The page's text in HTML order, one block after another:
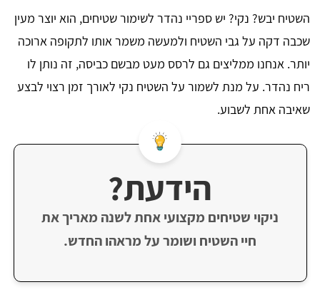
השטיח יבש? נקי? יש ספריי נהדר לשימור שטיחים, הוא יוצר מעין
שכבה דקה על גבי השטיח ולמעשה משמר אותו לתקופה ארוכה
יותר. אנחנו ממליצים גם לרסס מעט מבשם כביסה, זה נותן לו
ריח נהדר. על מנת לשמור על השטיח נקי לאורך זמן רצוי לבצע
שאיבה אחת לשבוע.
הידעת?
ניקוי שטיחים מקצועי אחת לשנה מאריך את
חיי השטיח ושומר על מראהו החדש.